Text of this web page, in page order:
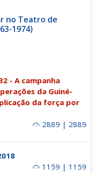
no Teatro de
1974)
- A campanha
da Guiné-
da força por
2889 | 2889
1159 | 1159